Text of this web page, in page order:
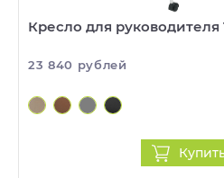
Кресло для руководителя
23 840 рублей